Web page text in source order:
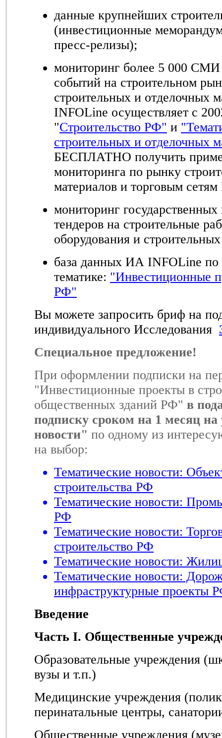
данные крупнейших
(инвестиционные
пресс-релизы);
мониторинг более 5 000
событий на строительном
строительных и отделочных
INFOLine осуществляет с
"Строительство РФ" и
строительных и отделочных
БЕСПЛАТНО получить
мониторинга по рынку
материалов и торговым
мониторинг
тендеров на строительные
оборудования и
база данных ИА INFOLine по
тематике: "Инвестиционные
РФ"
Вы можете запросить бриф на
индивидуального Исследования
Специальное предложение!
При оформлении подписки на
"Инвестиционные проекты в
общественных зданий РФ" в
подписку сроком на 1 месяц
новости" по одному из
на выбор:
Тематические новости:
строительства РФ
Тематические новости:
РФ
Тематические новости:
строительство РФ
Тематические новости:
Тематические новости:
инфраструктурные проекты
Введение
Часть I. Общественные
Образовательные учреждения
вузы и т.п.)
Медицинские учреждения
перинатальные центры,
Общественные учреждения